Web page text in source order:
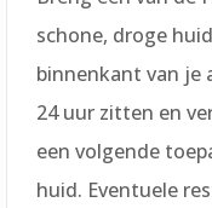
schone, droge
binnenkant van je
24 uur zitten en
een volgende
huid. Eventuele